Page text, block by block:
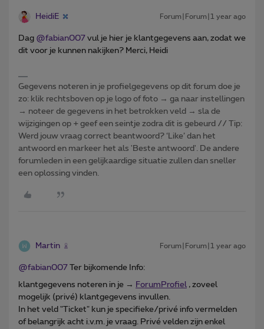
HeidiE Forum|Forum|1 year ago
Dag ​ @fabian007 vul je hier je klantgegevens aan, zodat we
dit voor je kunnen nakijken? Merci, Heidi
Gegevens noteren in je profielgegevens op dit forum doe je
zo: klik rechtsboven op je logo of foto → ga naar instellingen
→ noteer de gegevens in het betrokken veld → sla de
wijzigingen op + geef een seintje zodra dit is gebeurd // Tip:
Werd jouw vraag correct beantwoord? ‘Like’ dan het
antwoord en markeer het als 'Beste antwoord'. De andere
forumleden in een gelijkaardige situatie zullen dan sneller
een oplossing vinden.
Martin Forum|Forum|1 year ago
@fabian007 Ter bijkomende Info:
klantgegevens noteren in je → ForumProfiel , zoveel
mogelijk (privé) klantgegevens invullen.
In het veld "Ticket" kun je specifieke/privé info vermelden
of belangrijk acht i.v.m. je vraag. Privé velden zijn enkel